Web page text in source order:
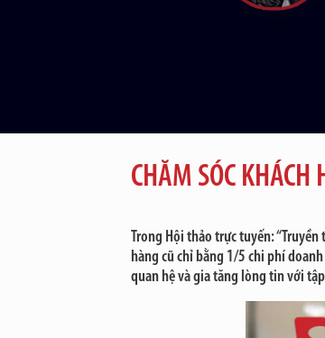
CHĂM SÓC KHÁCH
Trong Hội thảo trực tuyến:
hàng cũ chỉ bằng 1/5 chi phí
quan hệ và gia tăng lòng tin với